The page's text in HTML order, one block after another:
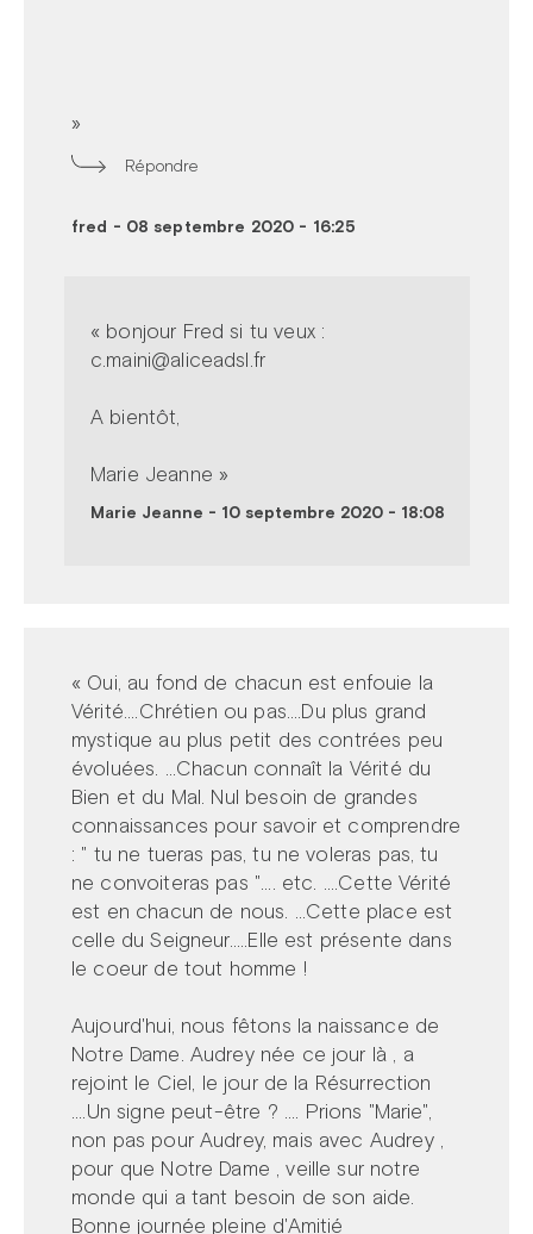
»
Répondre
fred - 08 septembre 2020 - 16:25
« bonjour Fred si tu veux :
c.maini@aliceadsl.fr
A bientôt,
Marie Jeanne »
Marie Jeanne - 10 septembre 2020 - 18:08
« Oui, au fond de chacun est enfouie la
Vérité....Chrétien ou pas....Du plus grand
mystique au plus petit des contrées peu
évoluées. ...Chacun connaît la Vérité du
Bien et du Mal. Nul besoin de grandes
connaissances pour savoir et comprendre
: " tu ne tueras pas, tu ne voleras pas, tu
ne convoiteras pas ".... etc. ....Cette Vérité
est en chacun de nous. ...Cette place est
celle du Seigneur.....Elle est présente dans
le coeur de tout homme !
Aujourd'hui, nous fêtons la naissance de
Notre Dame. Audrey née ce jour là , a
rejoint le Ciel, le jour de la Résurrection
....Un signe peut-être ? .... Prions "Marie",
non pas pour Audrey, mais avec Audrey ,
pour que Notre Dame , veille sur notre
monde qui a tant besoin de son aide.
Bonne journée pleine d'Amitié